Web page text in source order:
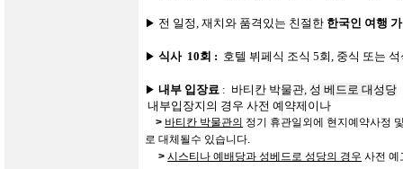
▶ 전 일정,재치와 품격있는 친절한 한국인 여행
▶ 식사10회 : 호텔 뷔페식 조식 5회, 중식 또는 석
▶ 내부 입장료 : 바티칸 박물관, 성 베드로 대성당
내부입장지의 경우 사전 예약제이나
> 바티칸 박물관의 정기 휴관일외에 현지예약사정
로 대체될수 있습니다.
>시스티나 예배당과 성베드로 성당의 경우 사전 예